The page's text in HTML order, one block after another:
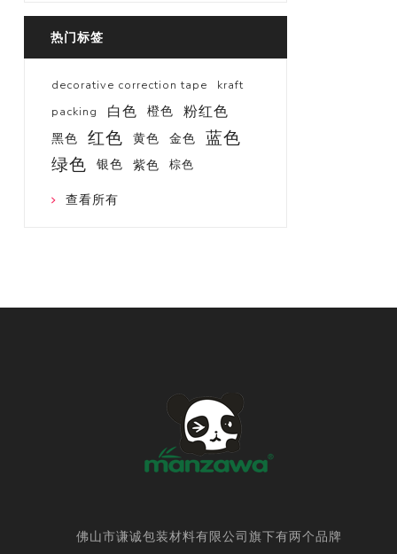
热门标签
decorative correction tape
kraft
packing
白色 橙色 粉红色
黑色 红色 黄色 金色 蓝色
绿色
银色 紫色 棕色
查看所有
佛山市谦诚包装材料有限公司旗下有两个品牌